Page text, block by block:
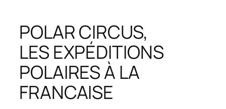
POLAR CIRCUS,
LES EXPÉDITIONS
POLAIRES À LA
FRANCAISE